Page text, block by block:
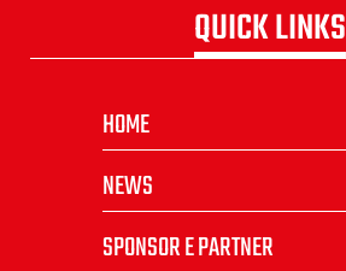
QUICK LINKS
HOME
NEWS
SPONSOR E PARTNER